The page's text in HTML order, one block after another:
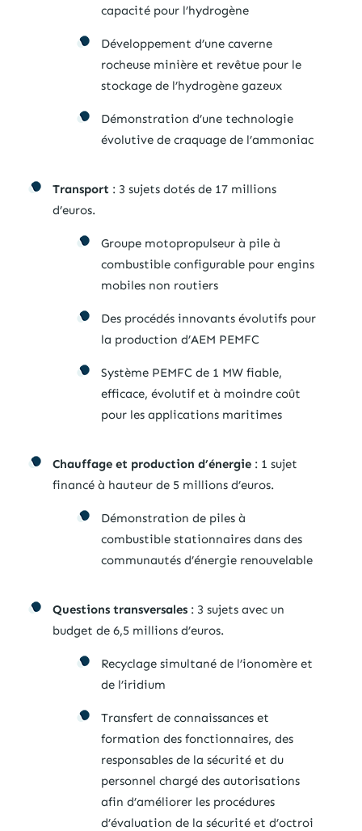
capacité pour l’hydrogène
Développement d’une caverne
rocheuse minière et revêtue pour le
stockage de l’hydrogène gazeux
Démonstration d’une technologie
évolutive de craquage de l’ammoniac
Transport : 3 sujets dotés de 17 millions
d’euros.
Groupe motopropulseur à pile à
combustible configurable pour engins
mobiles non routiers
Des procédés innovants évolutifs pour
la production d’AEM PEMFC
Système PEMFC de 1 MW fiable,
efficace, évolutif et à moindre coût
pour les applications maritimes
Chauffage et production d’énergie : 1 sujet
financé à hauteur de 5 millions d’euros.
Démonstration de piles à
combustible stationnaires dans des
communautés d’énergie renouvelable
Questions transversales : 3 sujets avec un
budget de 6,5 millions d’euros.
Recyclage simultané de l’ionomère et
de l’iridium
Transfert de connaissances et
formation des fonctionnaires, des
responsables de la sécurité et du
personnel chargé des autorisations
afin d’améliorer les procédures
d’évaluation de la sécurité et d’octroi